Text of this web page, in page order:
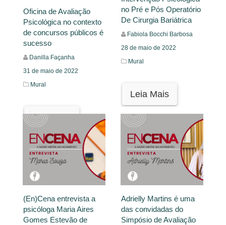
Oficina de Avaliação
Psicológica no contexto
de concursos públicos é
sucesso
Danilla Façanha
31 de maio de 2022
Mural
Leia Mais
no Pré e Pós Operatório
De Cirurgia Bariátrica
Fabiola Bocchi Barbosa
28 de maio de 2022
Mural
Leia Mais
(En)Cena entrevista a
psicóloga Maria Aires
Gomes Estevão de
Adrielly Martins é uma
das convidadas do
Simpósio de Avaliação